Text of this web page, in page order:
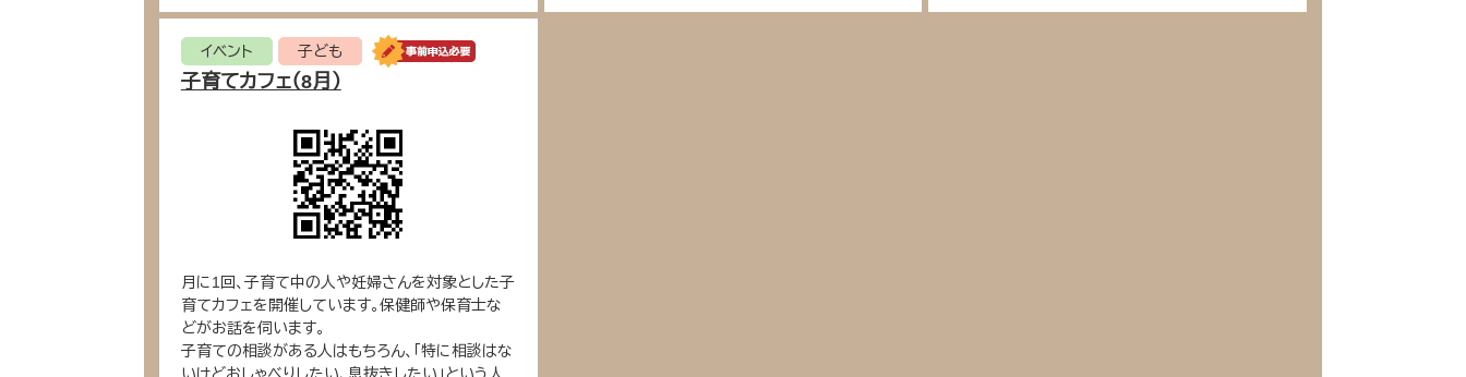
イベント 子ども
子育てカフェ（8月）
月に1回、子育て中の人や妊婦さんを対象とした子
育てカフェを開催しています。保健師や保育士な
どがお話を伺います。
子育ての相談がある人はもちろん、「特に相談はな